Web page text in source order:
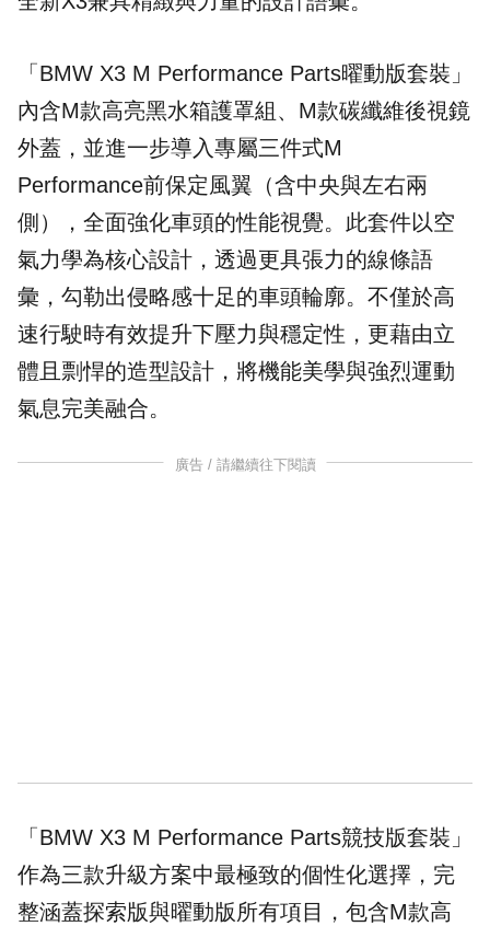
「BMW X3 M Performance Parts曜動版套裝」
內含M款高亮黑水箱護罩組、M款碳纖維後視鏡
外蓋，並進一步導入專屬三件式M
Performance前保定風翼（含中央與左右兩
側），全面強化車頭的性能視覺。此套件以空
氣力學為核心設計，透過更具張力的線條語
彙，勾勒出侵略感十足的車頭輪廓。不僅於高
速行駛時有效提升下壓力與穩定性，更藉由立
體且剽悍的造型設計，將機能美學與強烈運動
氣息完美融合。
廣告 / 請繼續往下閱讀
「BMW X3 M Performance Parts競技版套裝」
作為三款升級方案中最極致的個性化選擇，完
整涵蓋探索版與曜動版所有項目，包含M款高